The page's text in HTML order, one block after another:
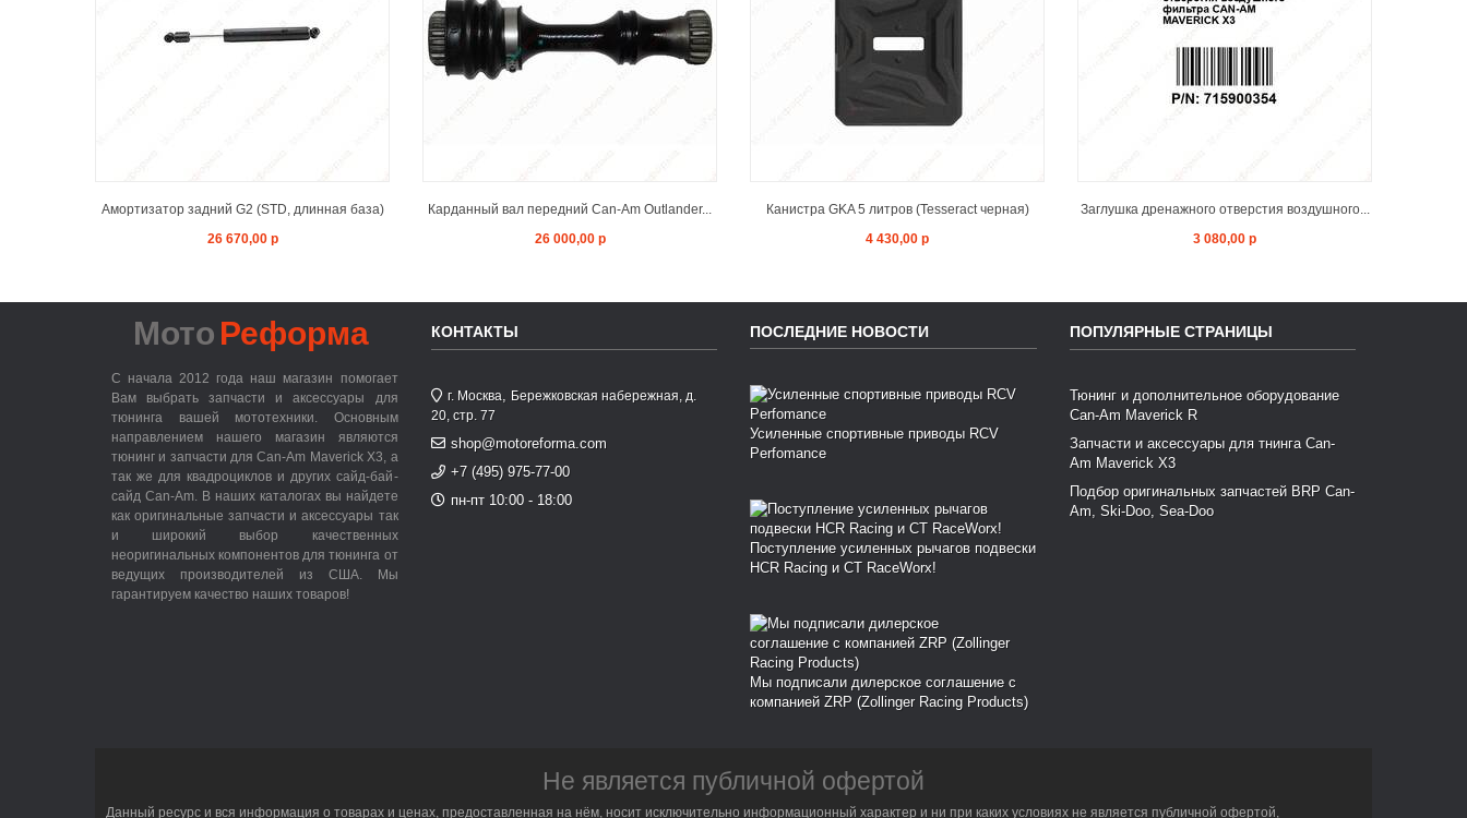
Амортизатор задний G2 (STD, длинная база)
26 670,00 р
Карданный вал передний Can-Am Outlander...
26 000,00 р
ADD TO CART
Канистра GKA 5 литров (Tesseract черная)
4 430,00 р
ADD TO CART
Заглушка дренажного отверстия воздушного...
3 080,00 р
ADD TO CART
Мото Реформа
С начала 2012 года наш магазин помогает
Вам выбрать запчасти и аксессуары для
тюнинга вашей мототехники. Основным
направлением нашего магазин являются
тюнинг и запчасти для Can-Am Maverick X3, а
так же для квадроциклов и других сайд-бай-
сайд Can-Am. В наших каталогах вы найдете
как оригинальные запчасти и аксессуары так
и широкий выбор качественных
неоригинальных компонентов для тюнинга от
ведущих производителей из США. Мы
гарантируем качество наших товаров!
КОНТАКТЫ
г. Москва, Бережковская набережная, д.
20, стр. 77
shop@motoreforma.com
+7 (495) 975-77-00
пн-пт 10:00 - 18:00
ПОСЛЕДНИЕ НОВОСТИ
Усиленные спортивные приводы RCV
Perfomance
Поступление усиленных рычагов подвески
HCR Racing и CT RaceWorx!
Мы подписали дилерское соглашение с
компанией ZRP (Zollinger Racing Products)
ПОПУЛЯРНЫЕ СТРАНИЦЫ
Тюнинг и дополнительное оборудование
Can-Am Maverick R
Запчасти и аксессуары для тнинга Can-
Am Maverick X3
Подбор оригинальных запчастей BRP Can-
Am, Ski-Doo, Sea-Doo
Не является публичной офертой
Данный ресурс и вся информация о товарах и ценах, предоставленная на нём, носит исключительно информационный характер и ни при каких условиях не является публичной офертой,